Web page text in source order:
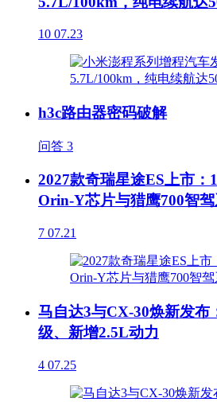
10 07.23
h3c路由器密码破解
问答 3
2027款奇瑞星途ES上市：
Orin-Y芯片与猎鹰700智
7 07.21
马自达3与CX-30焕新发布
级、新增2.5L动力
4 07.25